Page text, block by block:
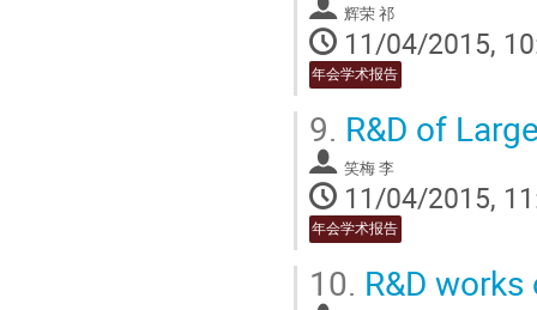
辉荣 祁
11/04/2015,
年会学术报告
9. R&D of
笑梅 李
11/04/2015,
年会学术报告
10. R&D